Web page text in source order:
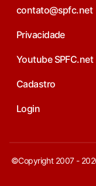
contato@spfc.net
Privacidade
Youtube SPFC.net
Cadastro
Login
©Copyright 2007 -